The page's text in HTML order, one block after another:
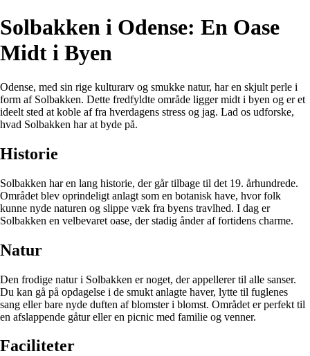
Solbakken i Odense: En Oase
Midt i Byen
Odense, med sin rige kulturarv og smukke natur, har en skjult perle i
form af Solbakken. Dette fredfyldte område ligger midt i byen og er et
ideelt sted at koble af fra hverdagens stress og jag. Lad os udforske,
hvad Solbakken har at byde på.
Historie
Solbakken har en lang historie, der går tilbage til det 19. århundrede.
Området blev oprindeligt anlagt som en botanisk have, hvor folk
kunne nyde naturen og slippe væk fra byens travlhed. I dag er
Solbakken en velbevaret oase, der stadig ånder af fortidens charme.
Natur
Den frodige natur i Solbakken er noget, der appellerer til alle sanser.
Du kan gå på opdagelse i de smukt anlagte haver, lytte til fuglenes
sang eller bare nyde duften af blomster i blomst. Området er perfekt til
en afslappende gåtur eller en picnic med familie og venner.
Faciliteter